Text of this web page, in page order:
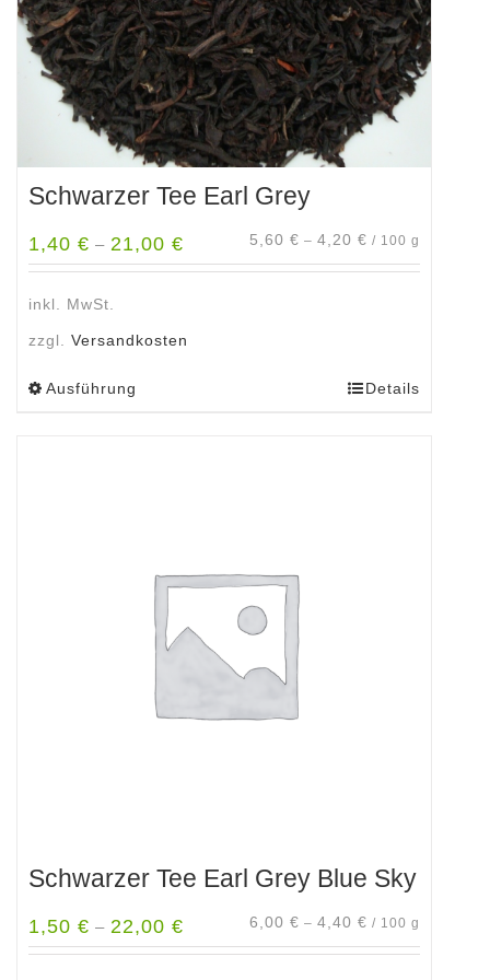
Produktseite
gewählt
werden
Schwarzer Tee Earl Grey
1,40 € – 21,00 € 5,60 € – 4,20 € / 100 g
inkl. MwSt.
zzgl. Versandkosten
Ausführung
Optionen
können
Produktseite
Details
Schwarzer Tee Earl Grey Blue Sky
1,50 € – 22,00 € 6,00 € – 4,40 € / 100 g